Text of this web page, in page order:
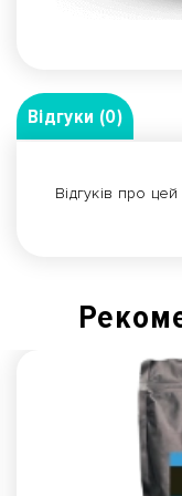
Відгуки (0)
Відгуків про